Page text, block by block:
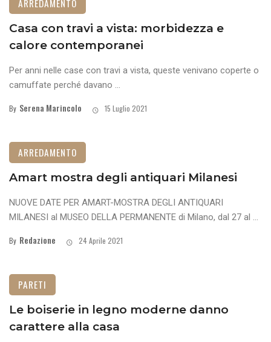
ARREDAMENTO
Casa con travi a vista: morbidezza e
calore contemporanei
Per anni nelle case con travi a vista, queste venivano coperte o
camuffate perché davano ...
By Serena Marincolo 15 Luglio 2021
ARREDAMENTO
Amart mostra degli antiquari Milanesi
NUOVE DATE PER AMART-MOSTRA DEGLI ANTIQUARI
MILANESI al MUSEO DELLA PERMANENTE di Milano, dal 27 al ...
By Redazione 24 Aprile 2021
PARETI
Le boiserie in legno moderne danno
carattere alla casa